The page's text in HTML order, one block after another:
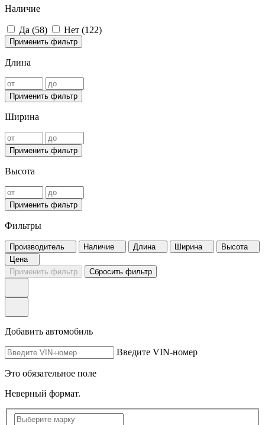
Наличие
Да (58) Нет (122)
Применить фильтр
Длина
Применить фильтр
Ширина
Применить фильтр
Высота
Применить фильтр
Фильтры
Производитель Наличие Длина Ширина
Высота
Цена
Применить фильтр
Сбросить фильтр
Добавить автомобиль
Введите VIN-номер
Это обязательное поле
Неверный формат.